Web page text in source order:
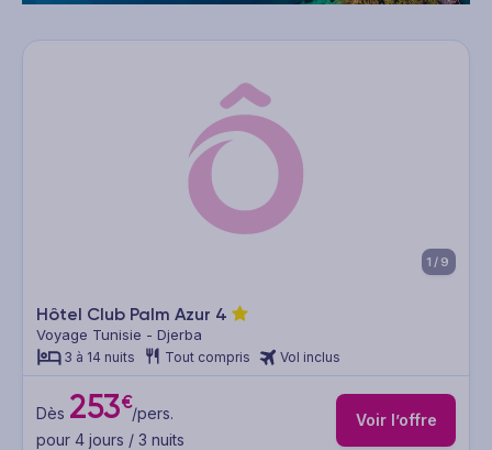
1/9
Hôtel Club Palm Azur 4
Voyage Tunisie - Djerba
3 à 14 nuits Tout compris Vol inclus
Dès 253€/pers.
pour 4 jours / 3 nuits
Voir l’offre